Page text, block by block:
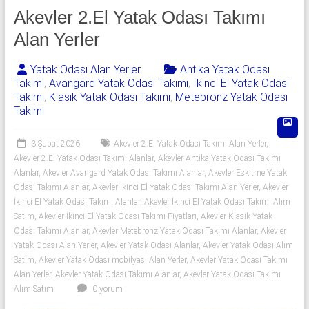
541
06
06
|
Yıldız
Spot
Yatak
odası
alan
yerler
olarak
2.el
yatak
odası,
Akevler 2.El Yatak Odası Takımı
Alan Yerler
Yatak Odası Alan Yerler
Antika Yatak Odası
Takımı, Avangard Yatak Odası Takımı, İkinci El Yatak Odası
Takımı, Klasik Yatak Odası Takımı, Metebronz Yatak Odası
Takımı
3 Şubat 2026 Akevler 2.El Yatak Odası Takımı Alan Yerler,
Akevler 2.El Yatak Odası Takımı Alanlar, Akevler Antika Yatak Odası Takımı
Alanlar, Akevler Avangard Yatak Odası Takımı Alanlar, Akevler Eskitme Yatak
Odası Takımı Alanlar, Akevler İkinci El Yatak Odası Takımı Alan Yerler, Akevler
İkinci El Yatak Odası Takımı Alanlar, Akevler İkinci El Yatak Odası Takımı Alım
Satım Akevler İkinci El Yatak Odası Takımı Fiyatları Akevler Klasik Yatak
Odası Takımı Alanlar, Akevler Metebronz Yatak Odası Takımı Alanlar, Akevler
Yatak Odası Alan Yerler, Akevler Yatak Odası Alanlar, Akevler Yatak Odası Alım
Satım Akevler Yatak Odası mobilyası Alan Yerler, Akevler Yatak Odası Takımı
Alan Yerler, Akevler Yatak Odası Takımı Alanlar, Akevler Yatak Odası Takımı
Alım Satım
0 yorum